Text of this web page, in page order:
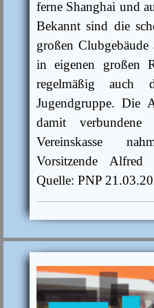
ferne Shanghai und
Bekannt sind die
großen Clubgebäude
in eigenen großen
regelmäßig auch
Jugendgruppe. Die
damit
Vereinskasse
Vorsitzende
Quelle: PNP